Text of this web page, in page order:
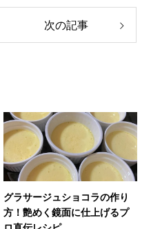
次の記事
グラサージュショコラの作り
方！艶めく鏡面に仕上げるプ